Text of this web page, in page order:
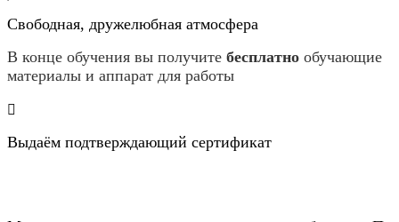
Свободная, дружелюбная атмосфера
В конце обучения вы получите бесплатно обучающие
материалы и аппарат для работы
Выдаём подтверждающий сертификат